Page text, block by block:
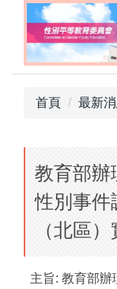
首頁 最新
教育部辦
性別事件
（北區
主旨: 教育部